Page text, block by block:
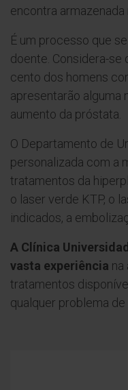
encontra armazenada
É um processo que
doente. Considera-se
cento dos homens
apresentarão alguma
aumento da próstata.
O Departamento de
personalizada com a
tratamentos da
o laser verde KTP, o
indicados, a
A Clínica
vasta experiência na
tratamentos
qualquer problema